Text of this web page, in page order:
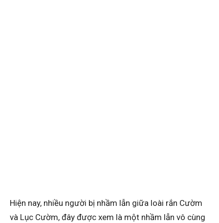
Hiện nay, nhiều người bị nhầm lẫn giữa loài rắn Cườm
và Lục Cườm, đây được xem là một nhầm lẫn vô cùng